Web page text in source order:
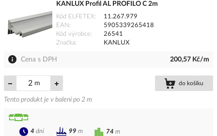
KANLUX Profil AL PROFILO C 2m
Kód ELFETEX
11.267.979
EAN
5905339265418
Kód výrobce
26541
Značka
KANLUX
Cena s DPH 200,57 Kč/m
m do košíku
Tento produkt je v balení po 2 m
74 m
4 dní 99 m